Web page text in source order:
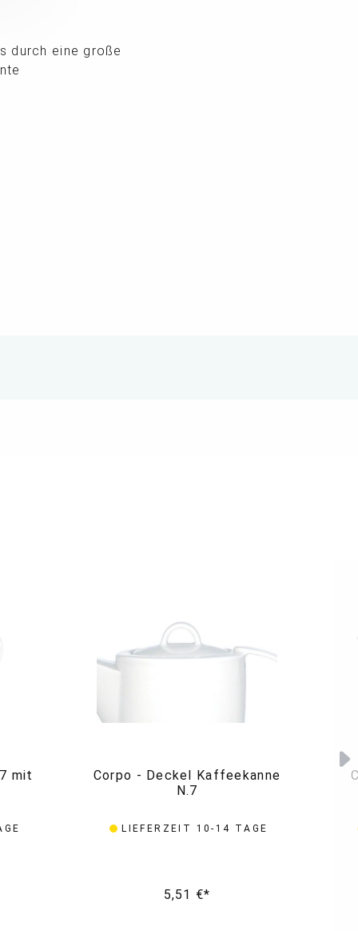
durch eine große
mit
Corpo - Deckel Kaffeekanne
N.7
LIEFERZEIT 10-14 TAGE
5,51 €*